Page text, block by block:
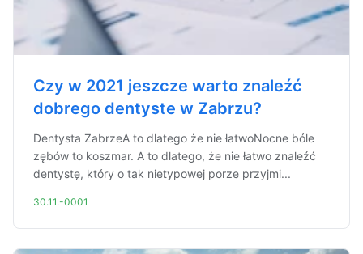
Czy w 2021 jeszcze warto znaleźć
dobrego dentyste w Zabrzu?
Dentysta ZabrzeA to dlatego że nie łatwoNocne bóle
zębów to koszmar. A to dlatego, że nie łatwo znaleźć
dentystę, który o tak nietypowej porze przyjmi...
30.11.-0001